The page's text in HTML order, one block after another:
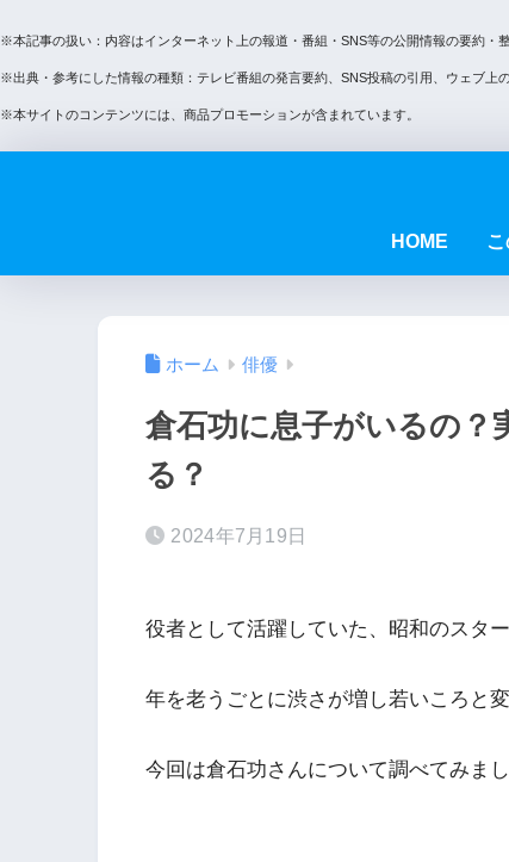
※本記事の扱い：内容はインターネット上の報道・番組・SNS等の公開情報の要約・
※出典・参考にした情報の種類：テレビ番組の発言要約、SNS投稿の引用、ウェブ上
※本サイトのコンテンツには、商品プロモーションが含まれています。
HOME
ホーム 俳優
倉石功に息子がいるの？
る？
2024年7月19日
役者として活躍していた、昭和のスター
年を老うごとに渋さが増し若いころと
今回は倉石功さんについて調べてみまし